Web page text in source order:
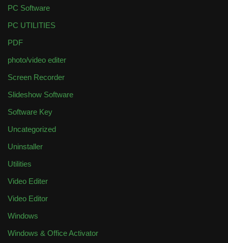
PC Software
PC UTILITIES
PDF
photo/video editer
Screen Recorder
Slideshow Software
Software Key
Uncategorized
Uninstaller
Utilities
Video Editer
Video Editor
Windows
Windows & Office Activator